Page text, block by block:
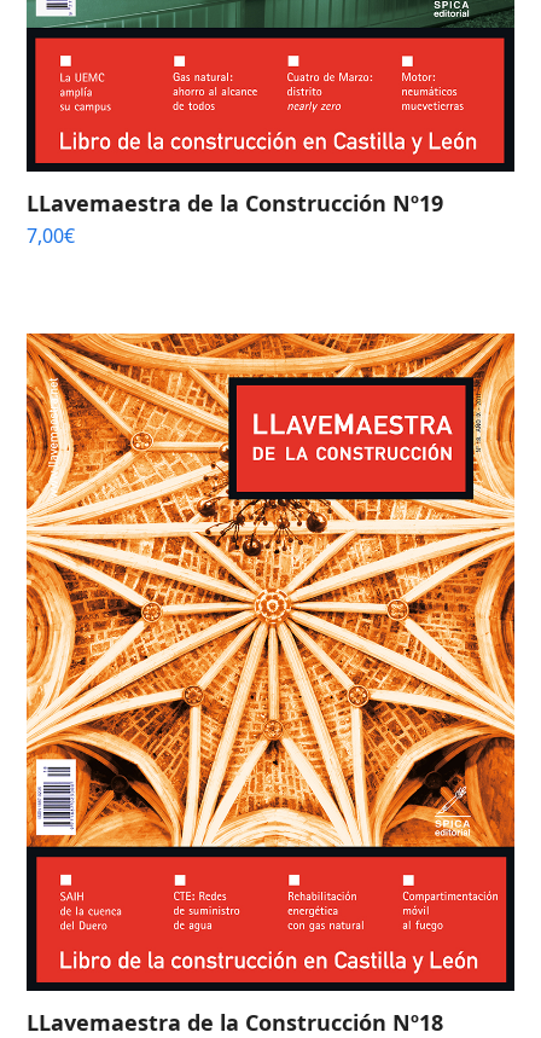
LLavemaestra de la Construcción Nº19
7,00€
LLavemaestra de la Construcción Nº18